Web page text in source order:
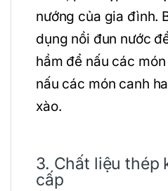
nướng của gia đình.
dụng nồi đun nước
hầm để nấu các
nấu các món canh
xào.
3. Chất liệu thép
cấp